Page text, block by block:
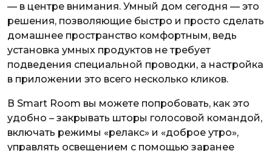
— в центре внимания. Умный дом сегодня — это
решения, позволяющие быстро и просто сделать
домашнее пространство комфортным, ведь
установка умных продуктов не требует
подведения специальной проводки, а настройка
в приложении это всего несколько кликов.
В Smart Room вы можете попробовать, как это
удобно – закрывать шторы голосовой командой,
включать режимы «релакс» и «доброе утро»,
управлять освещением с помощью заранее